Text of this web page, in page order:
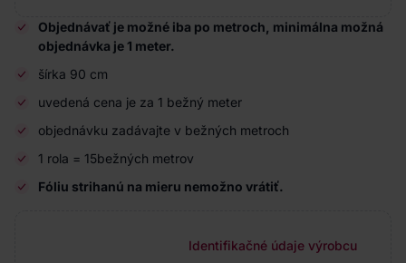
Objednávať je možné iba po metroch, minimálna možná
objednávka je 1 meter.
šírka 90 cm
uvedená cena je za 1 bežný meter
objednávku zadávajte v bežných metroch
1 rola = 15bežných metrov
Fóliu strihanú na mieru nemožno vrátiť.
Identifikačné údaje výrobcu